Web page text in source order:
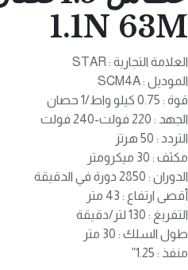
1.1N 63M
العلامة التجارية : STAR
الموديل : SCM4A
قوة : 0.75 كيلو واط/1 حصان
الجهد : 220 فولت-240 فولت
التردد : 50 هرتز
مكثف : 30 ميكرومتر
الدوران : 2850 دورة في الدقيقة
أقصى ارتفاع : 43 متر
التفريغ : 130 لتر/دقيقة
طول السلك : 30 متر
منفذ : 1.25”